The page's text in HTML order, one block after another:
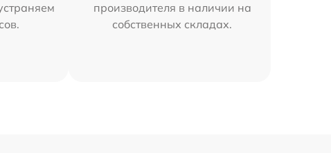
производителя в наличии на
собственных складах.